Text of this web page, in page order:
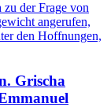
zu der Frage von
angerufen,
den Hoffnungen,
Grischa